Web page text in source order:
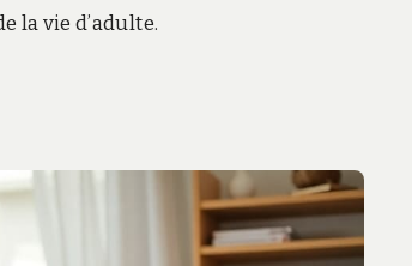
la vie d’adulte.